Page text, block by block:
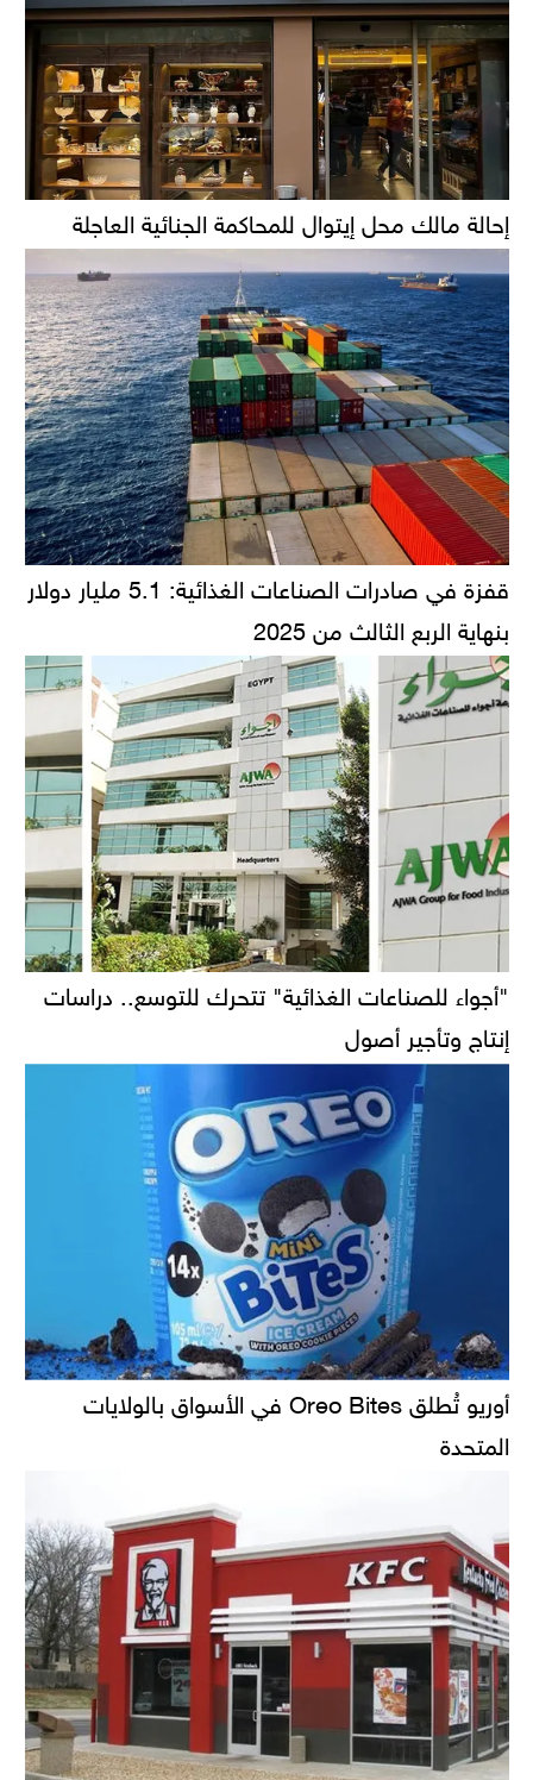
إحالة مالك محل إيتوال للمحاكمة الجنائية العاجلة
قفزة في صادرات الصناعات الغذائية: 5.1 مليار دولار
بنهاية الربع الثالث من 2025
"أجواء للصناعات الغذائية" تتحرك للتوسع.. دراسات
إنتاج وتأجير أصول
أوريو تُطلق Oreo Bites في الأسواق بالولايات
المتحدة